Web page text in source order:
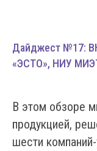
Дайджест №17:
«ЭСТО», НИУ
В этом обзоре
продукцией,
шести